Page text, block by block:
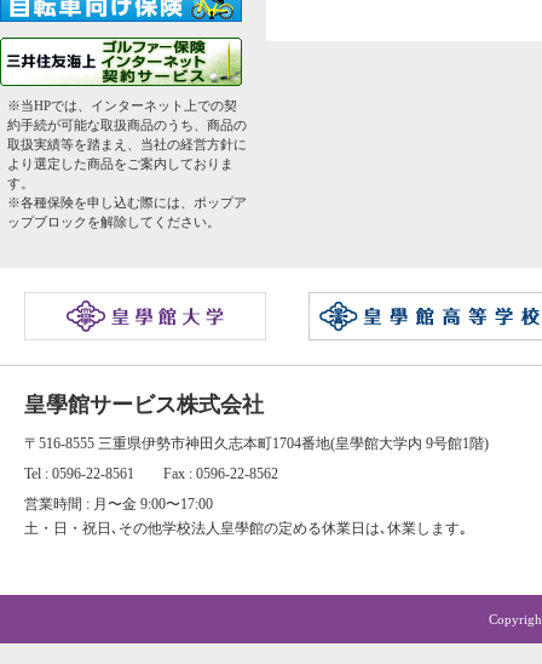
※当HPでは、インターネット上での契
約手続が可能な取扱商品のうち、商品の
取扱実績等を踏まえ、当社の経営方針に
より選定した商品をご案内しておりま
す。
※各種保険を申し込む際には、ポップア
ップブロックを解除してください。
皇學館サービス株式会社
〒516-8555 三重県伊勢市神田久志本町1704番地(皇學館大学内 9号館1階)
Tel : 0596-22-8561 Fax : 0596-22-8562
営業時間 : 月〜金 9:00〜17:00
土・日・祝日､その他学校法人皇學館の定める休業日は､休業します｡